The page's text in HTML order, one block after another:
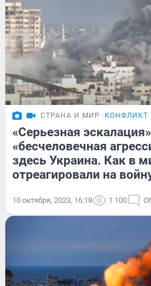
СТРАНА И МИР КОНФЛИКТ
«Серьезная
«бесчеловечная
здесь Украина. Как в
отреагировали на
10 октября, 2023, 16:18 1 100